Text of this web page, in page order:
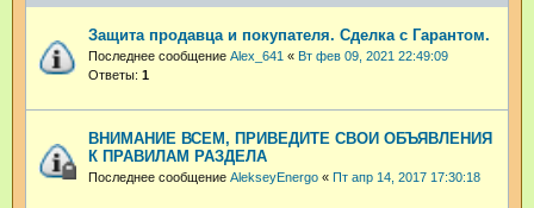
Защита продавца и покупателя. Сделка с Гарантом.
Последнее сообщение Alex_641 « Вт фев 09, 2021 22:49:09
Ответы: 1
ВНИМАНИЕ ВСЕМ, ПРИВЕДИТЕ СВОИ ОБЪЯВЛЕНИЯ
К ПРАВИЛАМ РАЗДЕЛА
Последнее сообщение AlekseyEnergo « Пт апр 14, 2017 17:30:18